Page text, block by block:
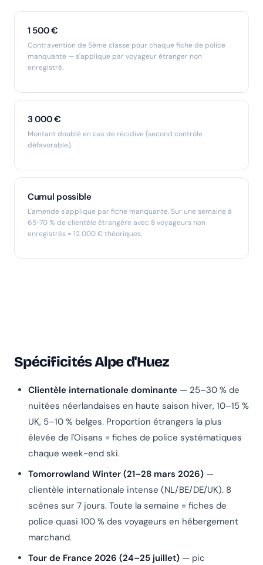
1 500 €
Contravention de 5ème classe pour chaque fiche de police
manquante — s'applique par voyageur étranger non
enregistré.
3 000 €
Montant doublé en cas de récidive (second contrôle
défavorable).
Cumul possible
L'amende s'applique par fiche manquante. Sur une semaine à
65-70 % de clientèle étrangère avec 8 voyageurs non
enregistrés = 12 000 € théoriques.
Spécificités Alpe d'Huez
Clientèle internationale dominante — 25–30 % de
nuitées néerlandaises en haute saison hiver, 10–15 %
UK, 5–10 % belges. Proportion étrangers la plus
élevée de l'Oisans = fiches de police systématiques
chaque week-end ski.
Tomorrowland Winter (21–28 mars 2026) —
clientèle internationale intense (NL/BE/DE/UK). 8
scènes sur 7 jours. Toute la semaine = fiches de
police quasi 100 % des voyageurs en hébergement
marchand.
Tour de France 2026 (24–25 juillet) — pic